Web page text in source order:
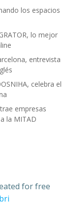
los espacios
lo mejor
entrevista
celebra el
empresas
la MITAD
for free